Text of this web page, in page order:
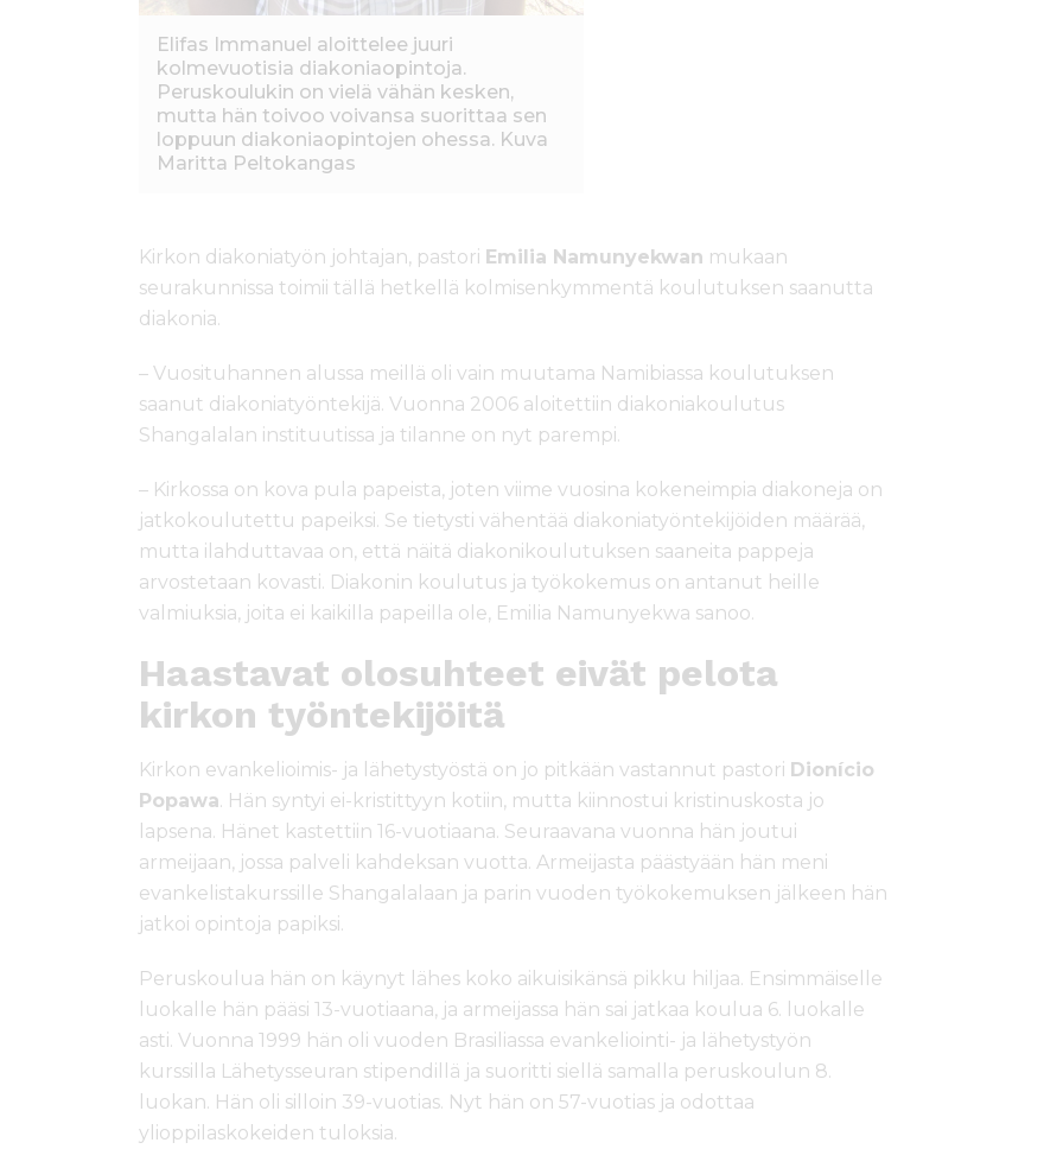
Elifas Immanuel aloittelee juuri
kolmevuotisia diakoniaopintoja.
Peruskoulukin on vielä vähän kesken,
mutta hän toivoo voivansa suorittaa sen
loppuun diakoniaopintojen ohessa. Kuva
Maritta Peltokangas
Kirkon diakoniatyön johtajan, pastori Emilia Namunyekwan mukaan
seurakunnissa toimii tällä hetkellä kolmisenkymmentä koulutuksen saanutta
diakonia.
– Vuosituhannen alussa meillä oli vain muutama Namibiassa koulutuksen
saanut diakoniatyöntekijä. Vuonna 2006 aloitettiin diakoniakoulutus
Shangalalan instituutissa ja tilanne on nyt parempi.
– Kirkossa on kova pula papeista, joten viime vuosina kokeneimpia diakoneja on
jatkokoulutettu papeiksi. Se tietysti vähentää diakoniatyöntekijöiden määrää,
mutta ilahduttavaa on, että näitä diakonikoulutuksen saaneita pappeja
arvostetaan kovasti. Diakonin koulutus ja työkokemus on antanut heille
valmiuksia, joita ei kaikilla papeilla ole, Emilia Namunyekwa sanoo.
Haastavat olosuhteet eivät pelota
kirkon työntekijöitä
Kirkon evankelioimis- ja lähetystyöstä on jo pitkään vastannut pastori Dionício
Popawa. Hän syntyi ei-kristittyyn kotiin, mutta kiinnostui kristinuskosta jo
lapsena. Hänet kastettiin 16-vuotiaana. Seuraavana vuonna hän joutui
armeijaan, jossa palveli kahdeksan vuotta. Armeijasta päästyään hän meni
evankelistakurssille Shangalalaan ja parin vuoden työkokemuksen jälkeen hän
jatkoi opintoja papiksi.
Peruskoulua hän on käynyt lähes koko aikuisikänsä pikku hiljaa. Ensimmäiselle
luokalle hän pääsi 13-vuotiaana, ja armeijassa hän sai jatkaa koulua 6. luokalle
asti. Vuonna 1999 hän oli vuoden Brasiliassa evankeliointi- ja lähetystyön
kurssilla Lähetysseuran stipendillä ja suoritti siellä samalla peruskoulun 8.
luokan. Hän oli silloin 39-vuotias. Nyt hän on 57-vuotias ja odottaa
ylioppilaskokeiden tuloksia.